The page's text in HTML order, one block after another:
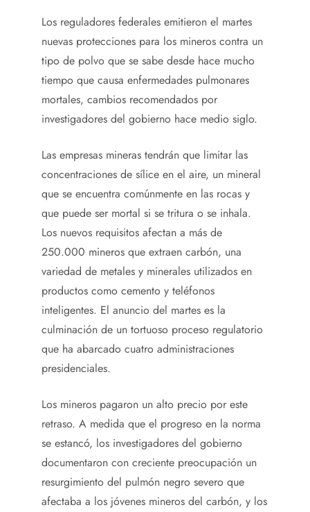
Los reguladores federales emitieron el martes
nuevas protecciones para los mineros contra un
tipo de polvo que se sabe desde hace mucho
tiempo que causa enfermedades pulmonares
mortales, cambios recomendados por
investigadores del gobierno hace medio siglo.
Las empresas mineras tendrán que limitar las
concentraciones de sílice en el aire, un mineral
que se encuentra comúnmente en las rocas y
que puede ser mortal si se tritura o se inhala.
Los nuevos requisitos afectan a más de
250.000 mineros que extraen carbón, una
variedad de metales y minerales utilizados en
productos como cemento y teléfonos
inteligentes. El anuncio del martes es la
culminación de un tortuoso proceso regulatorio
que ha abarcado cuatro administraciones
presidenciales.
Los mineros pagaron un alto precio por este
retraso. A medida que el progreso en la norma
se estancó, los investigadores del gobierno
documentaron con creciente preocupación un
resurgimiento del pulmón negro severo que
afectaba a los jóvenes mineros del carbón, y los